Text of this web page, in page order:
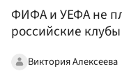
ФИФА и УЕФА не
российские
Виктория Алексеева